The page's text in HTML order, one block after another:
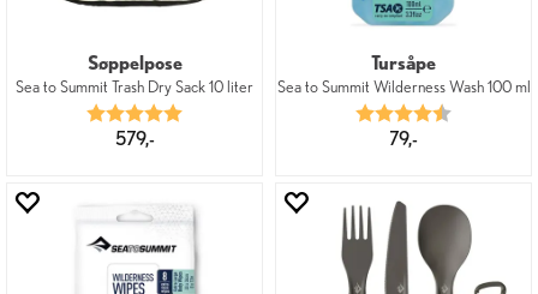
Søppelpose
Sea to Summit Trash Dry Sack 10 liter
Karakter:
579,-
Tursåpe
Sea to Summit Wilderness Wash 100 ml
Karakter:
79,-